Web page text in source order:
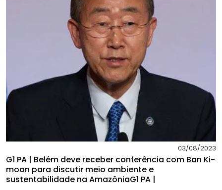
03/08/2023
G1 PA | Belém deve receber conferência com Ban Ki-
moon para discutir meio ambiente e
sustentabilidade na AmazôniaG1 PA |